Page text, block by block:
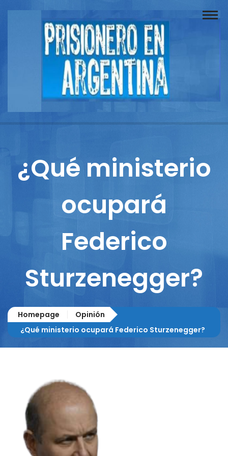
Buscador
Documentos
Reportajes
¿Qué ministerio
ocupará
Federico
Sturzenegger?
Homepage
Opinión
¿Qué ministerio ocupará Federico Sturzenegger?